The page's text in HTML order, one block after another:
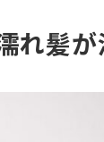
れ髪